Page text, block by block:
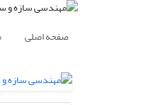
صفحه اصلی